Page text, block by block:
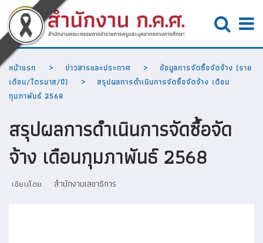
หน้าแรก ข่าวสารและประกาศ
ข้อมูลการจัดซื้อจัดจ้าง (ราย
เดือน/ไตรมาส/ปี)
สรุปผลการดำเนินการจัดซื้อจัดจ้าง เดือน
กุมภาพันธ์ 2568
สรุปผลการดำเนินการจัดซื้อจัด
จ้าง เดือนกุมภาพันธ์ 2568
เขียนโดย สำนักงานเลขาธิการ